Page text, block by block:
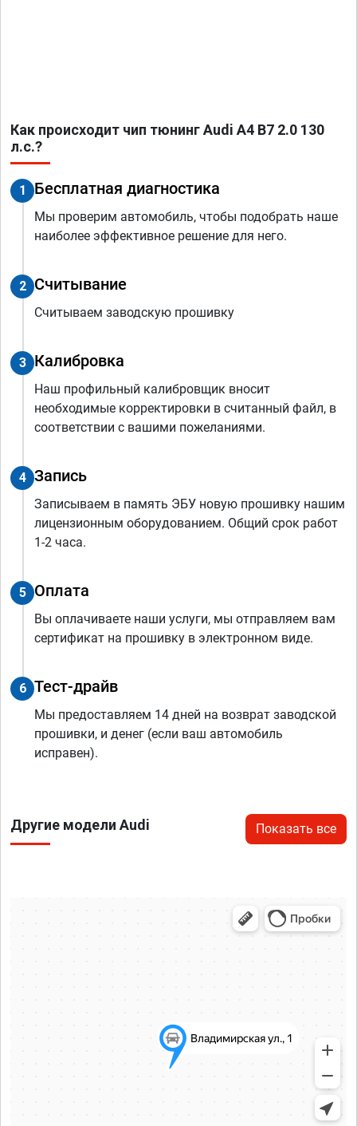
Как происходит чип тюнинг Audi A4 B7 2.0 130
л.с.?
1 Бесплатная диагностика
Мы проверим автомобиль, чтобы подобрать наше
наиболее эффективное решение для него.
2 Считывание
Считываем заводскую прошивку
3 Калибровка
Наш профильный калибровщик вносит
необходимые корректировки в считанный файл, в
соответствии с вашими пожеланиями.
4 Запись
Записываем в память ЭБУ новую прошивку нашим
лицензионным оборудованием. Общий срок работ
1-2 часа.
5 Оплата
Вы оплачиваете наши услуги, мы отправляем вам
сертификат на прошивку в электронном виде.
6 Тест-драйв
Мы предоставляем 14 дней на возврат заводской
прошивки, и денег (если ваш автомобиль
исправен).
Другие модели Audi Показать все